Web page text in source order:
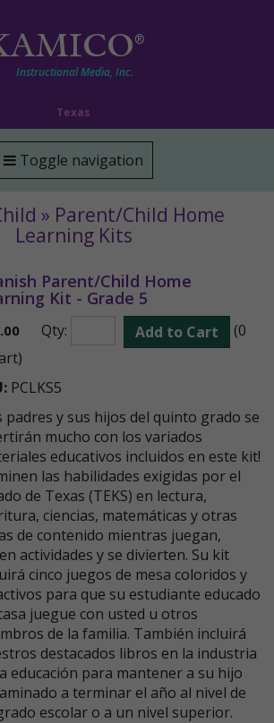
®
Instructional Media, Inc.
Texas
Toggle navigation
» Parent/Child Home
Learning Kits
Parent/Child Home
Kit - Grade 5
Qty: Add to Cart
(0
PCLKS5
padres y sus hijos del quinto grado se
mucho con los variados
educativos incluidos en este kit!
las habilidades exigidas por el
de Texas (TEKS) en lectura,
ciencias, matemáticas y otras
de contenido mientras juegan,
actividades y se divierten. Su kit
cinco juegos de mesa coloridos y
para que su estudiante educado
juegue con usted u otros
de la familia. También incluirá
destacados libros en la industria
educación para mantener a su hijo
a terminar el año al nivel de
escolar o a un nivel superior.